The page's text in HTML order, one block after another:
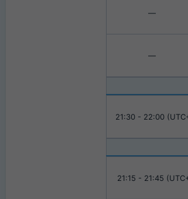
—​
—​
21:30 - 22:00
21:15 - 21:45